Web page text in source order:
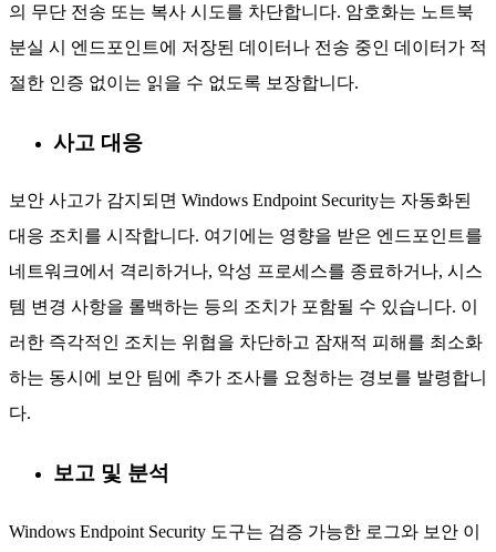
의 무단 전송 또는 복사 시도를 차단합니다. 암호화는 노트북
분실 시 엔드포인트에 저장된 데이터나 전송 중인 데이터가 적
절한 인증 없이는 읽을 수 없도록 보장합니다.
사고 대응
보안 사고가 감지되면 Windows Endpoint Security는 자동화된
대응 조치를 시작합니다. 여기에는 영향을 받은 엔드포인트를
네트워크에서 격리하거나, 악성 프로세스를 종료하거나, 시스
템 변경 사항을 롤백하는 등의 조치가 포함될 수 있습니다. 이
러한 즉각적인 조치는 위협을 차단하고 잠재적 피해를 최소화
하는 동시에 보안 팀에 추가 조사를 요청하는 경보를 발령합니
다.
보고 및 분석
Windows Endpoint Security 도구는 검증 가능한 로그와 보안 이